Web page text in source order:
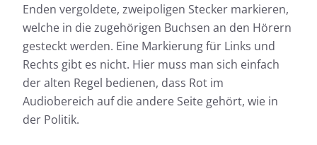
Enden vergoldete, zweipoligen Stecker markieren,
welche in die zugehörigen Buchsen an den Hörern
gesteckt werden. Eine Markierung für Links und
Rechts gibt es nicht. Hier muss man sich einfach
der alten Regel bedienen, dass Rot im
Audiobereich auf die andere Seite gehört, wie in
der Politik.